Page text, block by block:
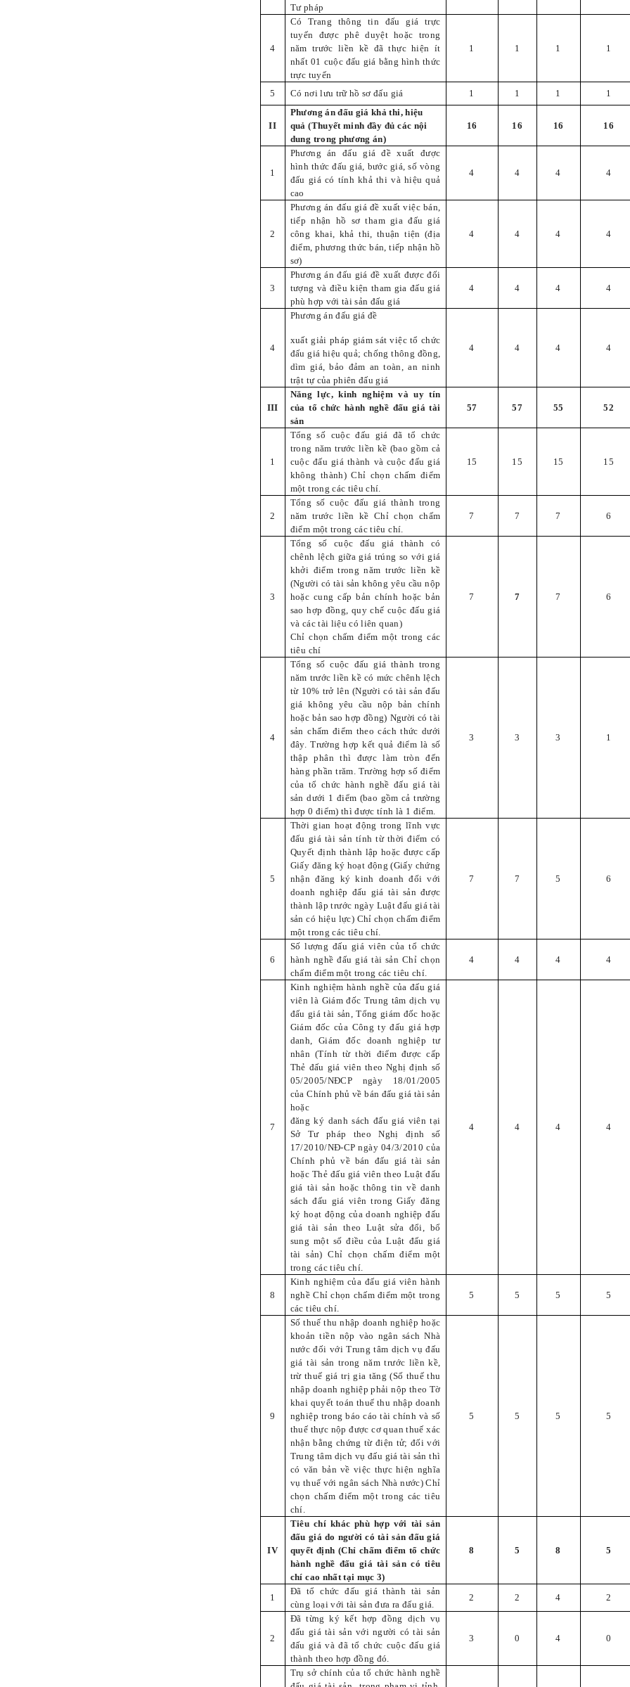
Tư pháp
4
Có Trang thông tin đấu giá trực
tuyến được phê duyệt hoặc trong
năm trước liền kề đã thực hiện ít
nhất 01 cuộc đấu giá bằng hình thức
trực tuyến
1 1 1 1
5 Có nơi lưu trữ hồ sơ đấu giá 1 1 1 1
II
Phương án đấu giá khả thi, hiệu
quả (Thuyết minh đầy đủ các nội
dung trong phương án)
16 16 16 16
1
Phương án đấu giá đề xuất được
hình thức đấu giá, bước giá, số vòng
đấu giá có tính khả thi và hiệu quả
cao
4 4 4 4
2
Phương án đấu giá đề xuất việc bán,
tiếp nhận hồ sơ tham gia đấu giá
công khai, khả thi, thuận tiện (địa
điểm, phương thức bán, tiếp nhận hồ
sơ)
4 4 4 4
3
Phương án đấu giá đề xuất được đối
tượng và điều kiện tham gia đấu giá
phù hợp với tài sản đấu giá
4 4 4 4
4
Phương án đấu giá đề
xuất giải pháp giám sát việc tổ chức
đấu giá hiệu quả; chống thông đồng,
dìm giá, bảo đảm an toàn, an ninh
trật tự của phiên đấu giá
4 4 4 4
III
Năng lực, kinh nghiệm và uy tín
của tổ chức hành nghề đấu giá tài
sản
57 57 55 52
1
Tổng số cuộc đấu giá đã tổ chức
trong năm trước liền kề (bao gồm cả
cuộc đấu giá thành và cuộc đấu giá
không thành) Chỉ chọn chấm điểm
một trong các tiêu chí.
15 15 15 15
2
Tổng số cuộc đấu giá thành trong
năm trước liền kề Chỉ chọn chấm
điểm một trong các tiêu chí.
7 7 7 6
3
Tổng số cuộc đấu giá thành có
chênh lệch giữa giá trúng so với giá
khởi điểm trong năm trước liền kề
(Người có tài sản không yêu cầu nộp
hoặc cung cấp bản chính hoặc bản
sao hợp đồng, quy chế cuộc đấu giá
và các tài liệu có liên quan)
Chỉ chọn chấm điểm một trong các
tiêu chí
7 7 7 6
4
Tổng số cuộc đấu giá thành trong
năm trước liền kề có mức chênh lệch
từ 10% trở lên (Người có tài sản đấu
giá không yêu cầu nộp bản chính
hoặc bản sao hợp đồng) Người có tài
sản chấm điểm theo cách thức dưới
đây. Trường hợp kết quả điểm là số
thập phân thì được làm tròn đến
hàng phần trăm. Trường hợp số điểm
của tổ chức hành nghề đấu giá tài
sản dưới 1 điểm (bao gồm cả trường
hợp 0 điểm) thì được tính là 1 điểm.
3 3 3 1
5
Thời gian hoạt động trong lĩnh vực
đấu giá tài sản tính từ thời điểm có
Quyết định thành lập hoặc được cấp
Giấy đăng ký hoạt động (Giấy chứng
nhận đăng ký kinh doanh đối với
doanh nghiệp đấu giá tài sản được
thành lập trước ngày Luật đấu giá tài
sản có hiệu lực) Chỉ chọn chấm điểm
một trong các tiêu chí.
7 7 5 6
6
Số lượng đấu giá viên của tổ chức
hành nghề đấu giá tài sản Chỉ chọn
chấm điểm một trong các tiêu chí.
4 4 4 4
7
Kinh nghiệm hành nghề của đấu giá
viên là Giám đốc Trung tâm dịch vụ
đấu giá tài sản, Tổng giám đốc hoặc
Giám đốc của Công ty đấu giá hợp
danh, Giám đốc doanh nghiệp tư
nhân (Tính từ thời điểm được cấp
Thẻ đấu giá viên theo Nghị định số
05/2005/NĐCP ngày 18/01/2005
của Chính phủ về bán đấu giá tài sản
hoặc
đăng ký danh sách đấu giá viên tại
Sở Tư pháp theo Nghị định số
17/2010/NĐ-CP ngày 04/3/2010 của
Chính phủ về bán đấu giá tài sản
hoặc Thẻ đấu giá viên theo Luật đấu
giá tài sản hoặc thông tin về danh
sách đấu giá viên trong Giấy đăng
ký hoạt động của doanh nghiệp đấu
giá tài sản theo Luật sửa đổi, bổ
sung một số điều của Luật đấu giá
tài sản) Chỉ chọn chấm điểm một
trong các tiêu chí.
4 4 4 4
8
Kinh nghiệm của đấu giá viên hành
nghề Chỉ chọn chấm điểm một trong
các tiêu chí.
5 5 5 5
9
Số thuế thu nhập doanh nghiệp hoặc
khoản tiền nộp vào ngân sách Nhà
nước đối với Trung tâm dịch vụ đấu
giá tài sản trong năm trước liền kề,
trừ thuế giá trị gia tăng (Số thuế thu
nhập doanh nghiệp phải nộp theo Tờ
khai quyết toán thuế thu nhập doanh
nghiệp trong báo cáo tài chính và số
thuế thực nộp được cơ quan thuế xác
nhận bằng chứng từ điện tử; đối với
Trung tâm dịch vụ đấu giá tài sản thì
có văn bản về việc thực hiện nghĩa
vụ thuế với ngân sách Nhà nước) Chỉ
chọn chấm điểm một trong các tiêu
chí.
5 5 5 5
IV
Tiêu chí khác phù hợp với tài sản
đấu giá do người có tài sản đấu giá
quyết định (Chỉ chấm điểm tổ chức
hành nghề đấu giá tài sản có tiêu
chí cao nhất tại mục 3)
8 5 8 5
1
Đã tổ chức đấu giá thành tài sản
cùng loại với tài sản đưa ra đấu giá.
2 2 4 2
2
Đã từng ký kết hợp đồng dịch vụ
đấu giá tài sản với người có tài sản
đấu giá và đã tổ chức cuộc đấu giá
thành theo hợp đồng đó.
3 0 4 0
Trụ sở chính của tổ chức hành nghề